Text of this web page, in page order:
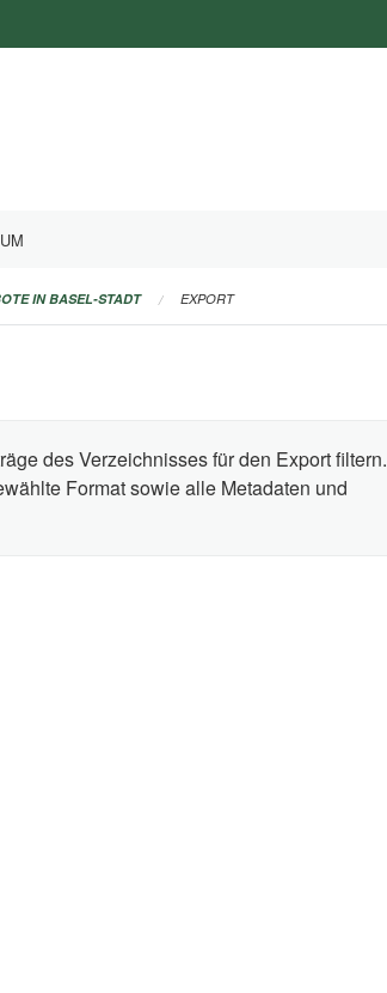
IN BASEL-STADT EXPORT
des Verzeichnisses für den Export filtern.
Format sowie alle Metadaten und